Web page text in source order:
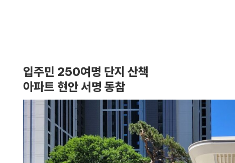
입주민 250여명 단지 산책
아파트 현안 서명 동참